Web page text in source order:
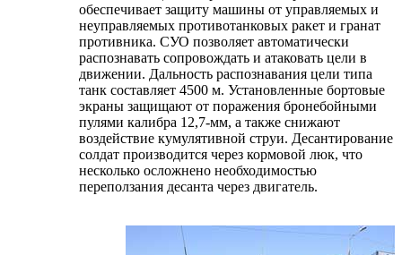
обеспечивает защиту машины от управляемых и
неуправляемых противотанковых ракет и гранат
противника. СУО позволяет автоматически
распознавать сопровождать и атаковать цели в
движении. Дальность распознавания цели типа
танк составляет 4500 м. Установленные бортовые
экраны защищают от поражения бронебойными
пулями калибра 12,7-мм, а также снижают
воздействие кумулятивной струи. Десантирование
солдат производится через кормовой люк, что
несколько осложнено необходимостью
переползания десанта через двигатель.